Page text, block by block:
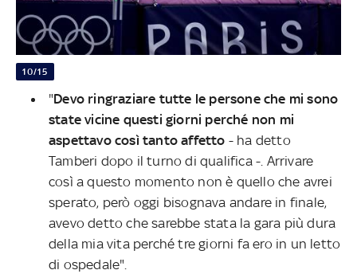
10/15
"Devo ringraziare tutte le persone che mi sono
state vicine questi giorni perché non mi
aspettavo così tanto affetto - ha detto
Tamberi dopo il turno di qualifica -. Arrivare
così a questo momento non è quello che avrei
sperato, però oggi bisognava andare in finale,
avevo detto che sarebbe stata la gara più dura
della mia vita perché tre giorni fa ero in un letto
di ospedale".